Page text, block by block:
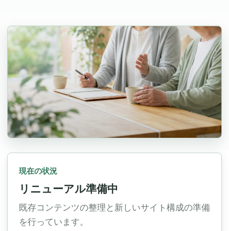
現在の状況
リニューアル準備中
既存コンテンツの整理と新しいサイト構成の準備
を行っています。